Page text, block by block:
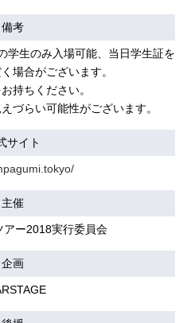
備考
学生のみ入場可能、当日学生証を
場合がございます。
持ちください。
づらい可能性がございます。
サイト
主催
ー2018実行委員会
企画